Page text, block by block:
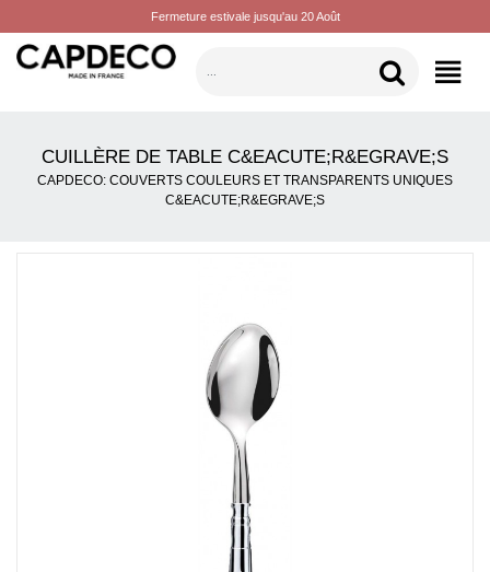
Fermeture estivale jusqu'au 20 Août
CATÉGORIES
CUILLÈRE DE TABLE C&EACUTE;R&EGRAVE;S
CAPDECO: COUVERTS COULEURS ET TRANSPARENTS UNIQUES
C&EACUTE;R&EGRAVE;S